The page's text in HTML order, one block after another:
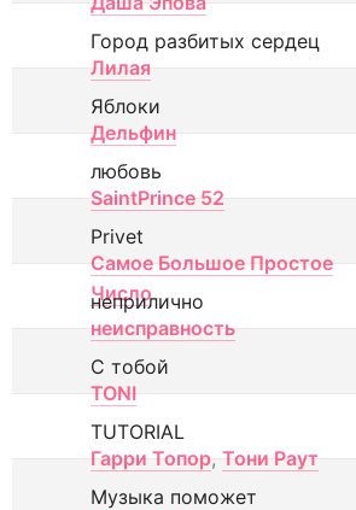
Город разбитых сердец
Лилая
Яблоки
Дельфин
любовь
SaintPrince 52
Privet
Самое Большое Простое
Число
неприлично
неисправность
С тобой
TONI
TUTORIAL
Гарри Топор, Тони Раут
Музыка поможет